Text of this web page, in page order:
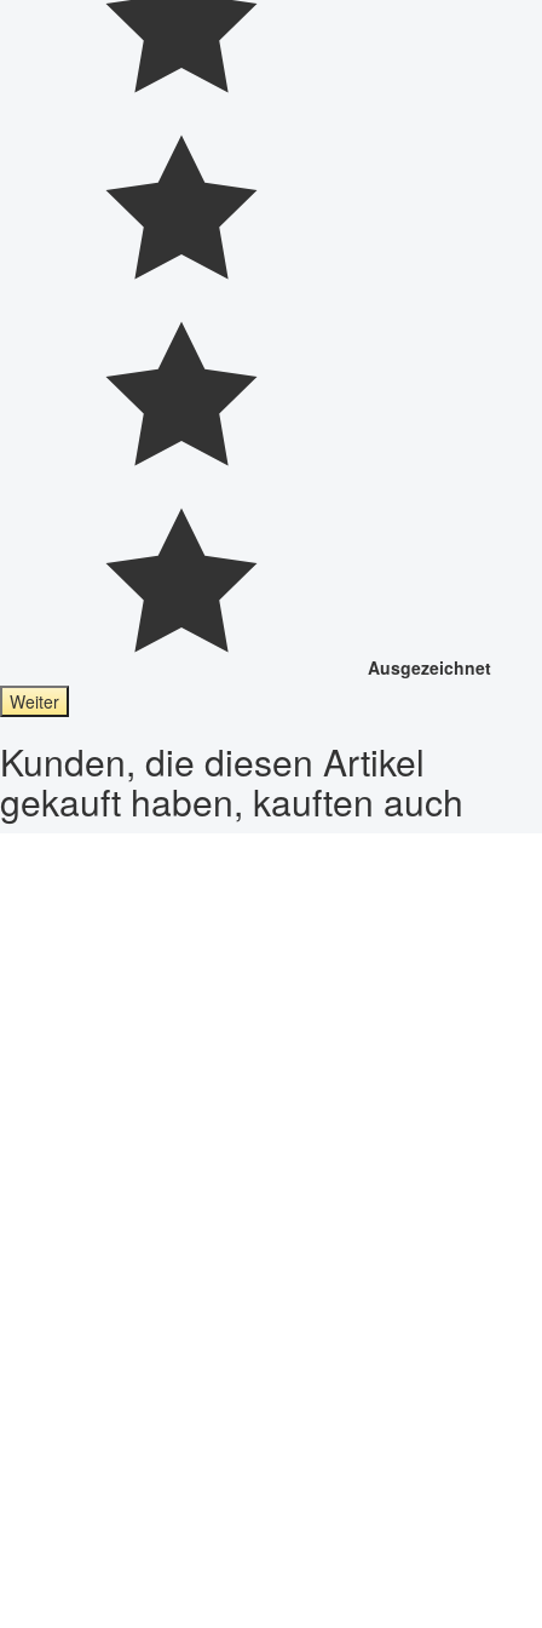
Ausgezeichnet
Weiter
Kunden, die diesen Artikel
gekauft haben, kauften auch